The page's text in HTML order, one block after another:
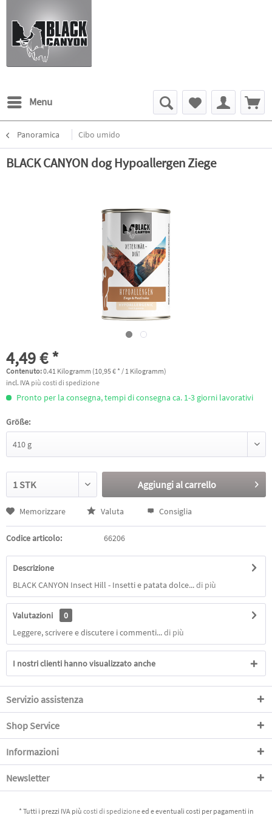
Menu
Panoramica Cibo umido
BLACK CANYON dog Hypoallergen Ziege
4,49 € *
Contenuto:0.41 Kilogramm (10,95 € * / 1 Kilogramm)
incl. IVA più costi di spedizione
Pronto per la consegna, tempi di consegna ca. 1-3 giorni lavorativi
Größe:
Aggiungi alcarrello
Memorizzare Valuta Consiglia
Codice articolo: 66206
Descrizione
BLACK CANYON Insect Hill - Insetti e patata dolce...di più
Valutazioni
0
Leggere, scrivere e discutere i commenti...di più
I nostri clienti hanno visualizzato anche
Servizio assistenza
Shop Service
Informazioni
Newsletter
* Tutti i prezzi IVA più costi di spedizioneed e eventuali costi per pagamenti in